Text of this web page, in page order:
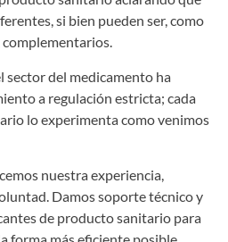
si bien pueden ser, como
complementarios.
sector del medicamento ha
a regulación estricta; cada
lo experimenta como venimos
nuestra experiencia,
Damos soporte técnico y
de producto sanitario para